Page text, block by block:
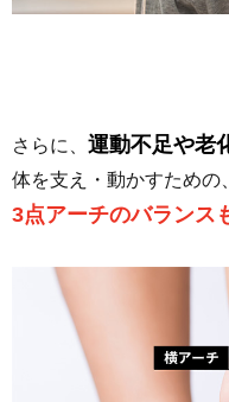
さらに、 運動不足や老
体を支え・動かすための、
3点アーチのバランス